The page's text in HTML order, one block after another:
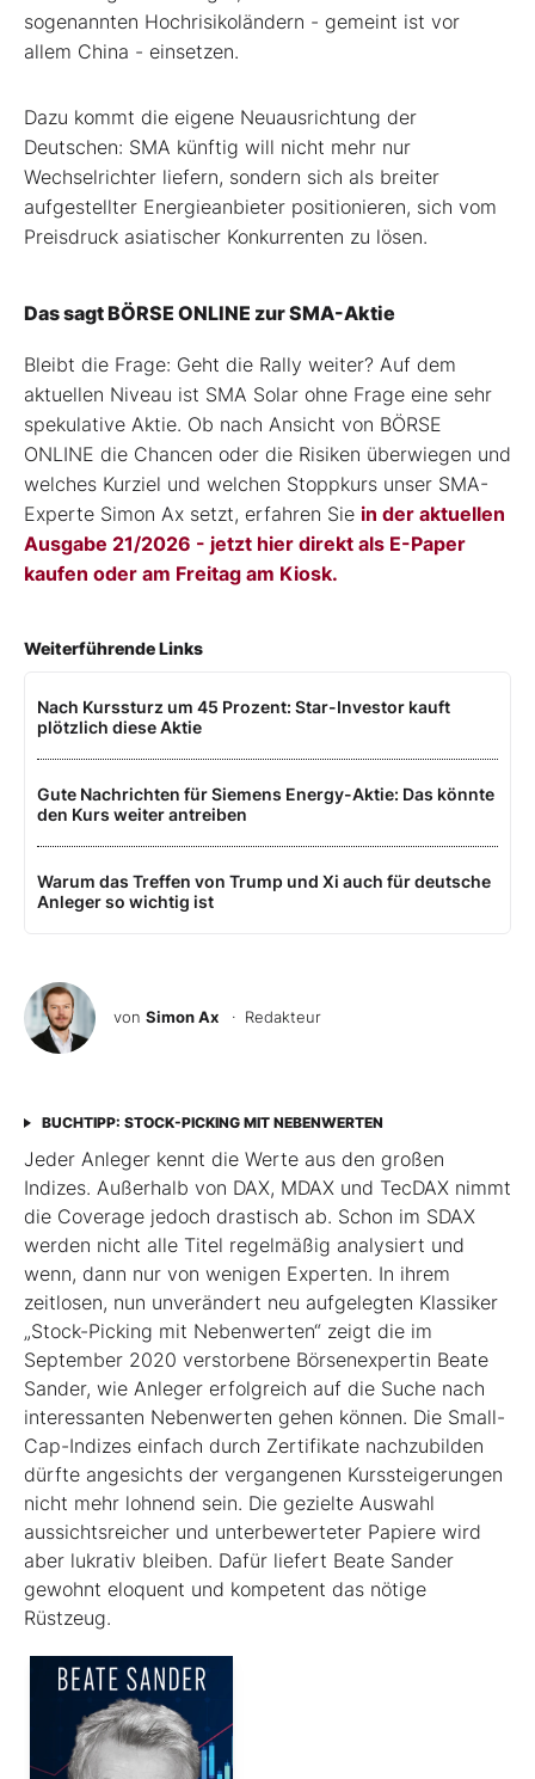
sogenannten Hochrisikoländern - gemeint ist vor
allem China - einsetzen.
Dazu kommt die eigene Neuausrichtung der
Deutschen: SMA künftig will nicht mehr nur
Wechselrichter liefern, sondern sich als breiter
aufgestellter Energieanbieter positionieren, sich vom
Preisdruck asiatischer Konkurrenten zu lösen.
Das sagt BÖRSE ONLINE zur SMA-Aktie
Bleibt die Frage: Geht die Rally weiter? Auf dem
aktuellen Niveau ist SMA Solar ohne Frage eine sehr
spekulative Aktie. Ob nach Ansicht von BÖRSE
ONLINE die Chancen oder die Risiken überwiegen und
welches Kurziel und welchen Stoppkurs unser SMA-
Experte Simon Ax setzt, erfahren Sie in der aktuellen
Ausgabe 21/2026 - jetzt hier direkt als E-Paper
kaufen oder am Freitag am Kiosk.
Weiterführende Links
Nach Kurssturz um 45 Prozent: Star-Investor kauft
plötzlich diese Aktie
Gute Nachrichten für Siemens Energy-Aktie: Das könnte
den Kurs weiter antreiben
Warum das Treffen von Trump und Xi auch für deutsche
Anleger so wichtig ist
von Simon Ax · Redakteur
BUCHTIPP: STOCK-PICKING MIT NEBENWERTEN
Jeder Anleger kennt die Werte aus den großen
Indizes. Außerhalb von DAX, MDAX und TecDAX nimmt
die Coverage jedoch drastisch ab. Schon im SDAX
werden nicht alle Titel regel­mäßig analysiert und
wenn, dann nur von wenigen Experten. In ihrem
zeitlosen, nun unverändert neu aufgelegten Klassiker
„Stock-Picking mit Nebenwerten“ zeigt die im
September 2020 verstorbene Börsenexpertin Beate
Sander, wie Anleger erfolgreich auf die Suche nach
interessanten Nebenwerten gehen können. Die Small-
Cap-Indizes einfach durch Zertifikate nachzubilden
dürfte angesichts der vergangenen Kurssteiger­ungen
nicht mehr lohnend sein. Die gezielte Auswahl
aussichtsreicher und unterbewerteter Papiere wird
aber lukrativ bleiben. Dafür liefert Beate Sander
gewohnt eloquent und kompetent das nötige
Rüstzeug.